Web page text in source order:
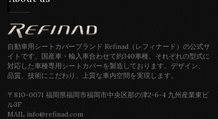
自動車用シートカバーブランド Refinad（レフィナード）の公式サ
イトです。国産車・輸入車合わせて約340車種、それぞれの型式に
対応した車種専用シートカバーを製造しております。デザイン、
品質、技術にこだわり、上質な車内空間を実現します。
〒810-0071 福岡県福岡市福岡市中央区那の津2-6-4 九州産業東ビ
ル3F
MAIL info@refinad.com